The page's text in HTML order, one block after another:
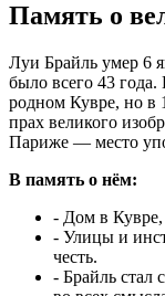
Память о
Луи Брайль умер 6
было всего 43
родном Кувре, но в
прах великого
Париже — место
В память о нём:
- Дом в Кувре,
- Улицы и
честь.
- Брайль стал